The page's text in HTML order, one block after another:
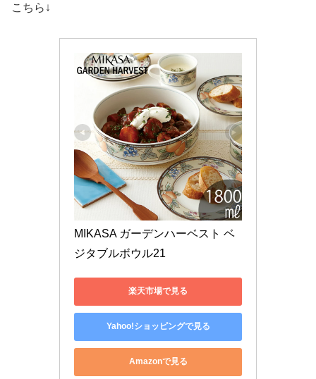
こちら↓
MIKASA ガーデンハーベスト ベ
ジタブルボウル21
楽天市場で見る
Yahoo!ショッピングで見る
Amazonで見る